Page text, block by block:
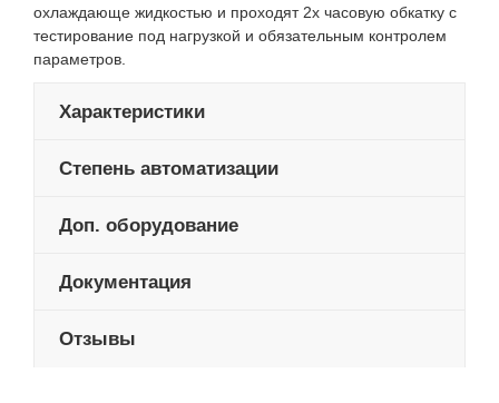
охлаждающе жидкостью и проходят 2х часовую обкатку с
тестирование под нагрузкой и обязательным контролем
параметров.
Характеристики
Степень автоматизации
Доп. оборудование
Документация
Отзывы